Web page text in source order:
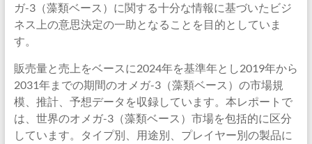
ガ-3（藻類ベース）に関する十分な情報に基づいたビジ
ネス上の意思決定の一助となることを目的としていま
す。
販売量と売上をベースに2024年を基準年とし2019年から
2031年までの期間のオメガ-3（藻類ベース）の市場規
模、推計、予想データを収録しています。本レポートで
は、世界のオメガ-3（藻類ベース）市場を包括的に区分
しています。タイプ別、用途別、プレイヤー別の製品に